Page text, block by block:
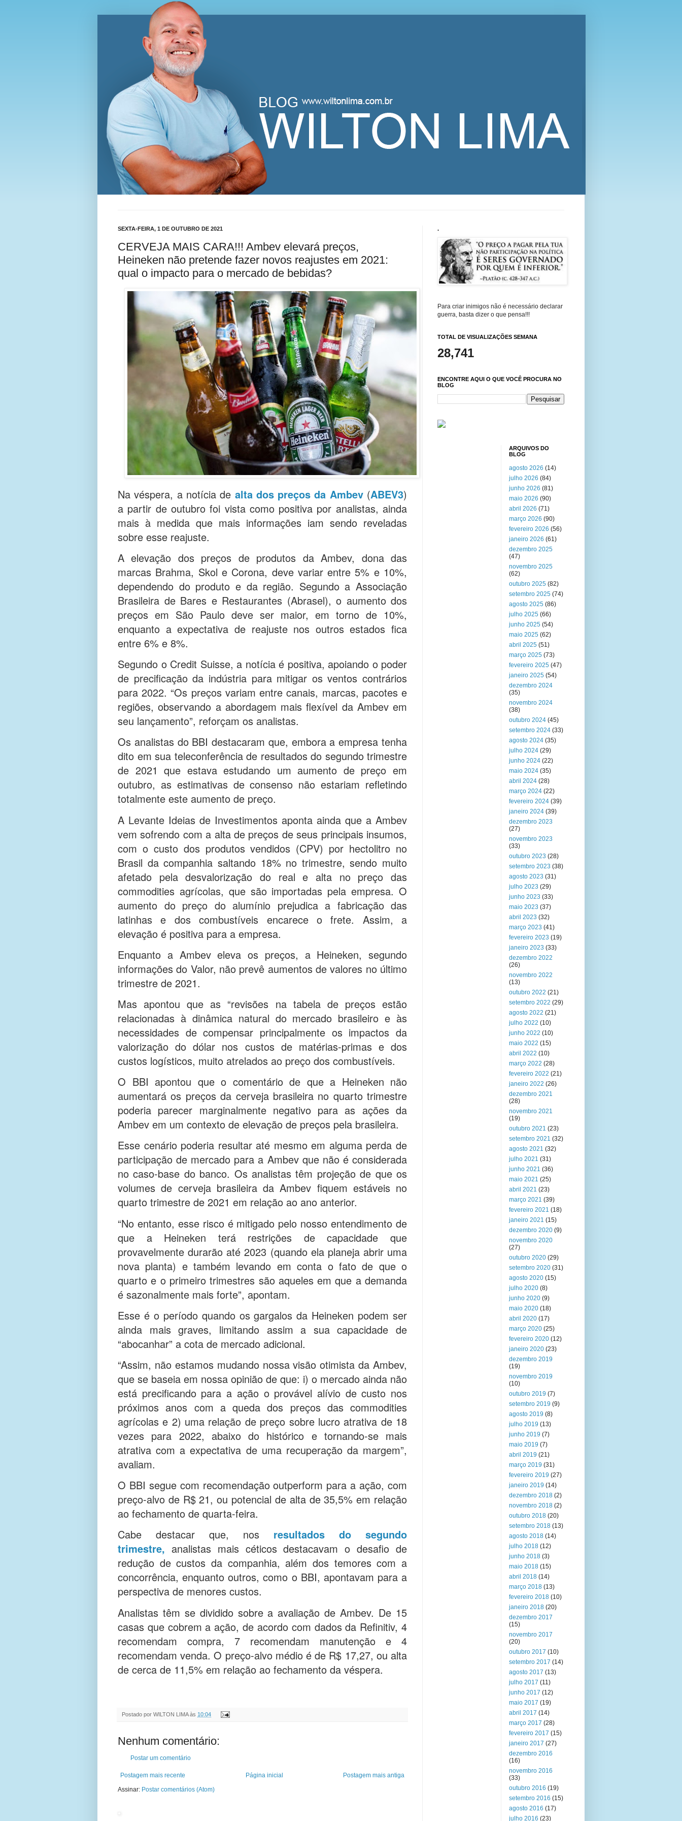
Blog Wilton Lima
SEXTA-FEIRA, 1 DE OUTUBRO DE 2021
CERVEJA MAIS CARA!!! Ambev elevará preços,
Heineken não pretende fazer novos reajustes em 2021:
qual o impacto para o mercado de bebidas?
Na véspera, a notícia de alta dos preços da Ambev(ABEV3)
a partir de outubro foi vista como positiva por analistas, ainda
mais à medida que mais informações iam sendo reveladas
sobre esse reajuste.
A elevação dos preços de produtos da Ambev, dona das
marcas Brahma, Skol e Corona, deve variar entre 5% e 10%,
dependendo do produto e da região. Segundo a Associação
Brasileira de Bares e Restaurantes (Abrasel), o aumento dos
preços em São Paulo deve ser maior, em torno de 10%,
enquanto a expectativa de reajuste nos outros estados fica
entre 6% e 8%.
Segundo o Credit Suisse, a notícia é positiva, apoiando o poder
de precificação da indústria para mitigar os ventos contrários
para 2022. “Os preços variam entre canais, marcas, pacotes e
regiões, observando a abordagem mais flexível da Ambev em
seu lançamento”, reforçam os analistas.
Os analistas do BBI destacaram que, embora a empresa tenha
dito em sua teleconferência de resultados do segundo trimestre
de 2021 que estava estudando um aumento de preço em
outubro, as estimativas de consenso não estariam refletindo
totalmente este aumento de preço.
A Levante Ideias de Investimentos aponta ainda que a Ambev
vem sofrendo com a alta de preços de seus principais insumos,
com o custo dos produtos vendidos (CPV) por hectolitro no
Brasil da companhia saltando 18% no trimestre, sendo muito
afetado pela desvalorização do real e alta no preço das
commodities agrícolas, que são importadas pela empresa. O
aumento do preço do alumínio prejudica a fabricação das
latinhas e dos combustíveis encarece o frete. Assim, a
elevação é positiva para a empresa.
Enquanto a Ambev eleva os preços, a Heineken, segundo
informações do Valor, não prevê aumentos de valores no último
trimestre de 2021.
Mas apontou que as “revisões na tabela de preços estão
relacionadas à dinâmica natural do mercado brasileiro e às
necessidades de compensar principalmente os impactos da
valorização do dólar nos custos de matérias-primas e dos
custos logísticos, muito atrelados ao preço dos combustíveis.
O BBI apontou que o comentário de que a Heineken não
aumentará os preços da cerveja brasileira no quarto trimestre
poderia parecer marginalmente negativo para as ações da
Ambev em um contexto de elevação de preços pela brasileira.
Esse cenário poderia resultar até mesmo em alguma perda de
participação de mercado para a Ambev que não é considerada
no caso-base do banco. Os analistas têm projeção de que os
volumes de cerveja brasileira da Ambev fiquem estáveis no
quarto trimestre de 2021 em relação ao ano anterior.
“No entanto, esse risco é mitigado pelo nosso entendimento de
que a Heineken terá restrições de capacidade que
provavelmente durarão até 2023 (quando ela planeja abrir uma
nova planta) e também levando em conta o fato de que o
quarto e o primeiro trimestres são aqueles em que a demanda
é sazonalmente mais forte”, apontam.
Esse é o período quando os gargalos da Heineken podem ser
ainda mais graves, limitando assim a sua capacidade de
“abocanhar” a cota de mercado adicional.
“Assim, não estamos mudando nossa visão otimista da Ambev,
que se baseia em nossa opinião de que: i) o mercado ainda não
está precificando para a ação o provável alívio de custo nos
próximos anos com a queda dos preços das commodities
agrícolas e 2) uma relação de preço sobre lucro atrativa de 18
vezes para 2022, abaixo do histórico e tornando-se mais
atrativa com a expectativa de uma recuperação da margem”,
avaliam.
O BBI segue com recomendação outperform para a ação, com
preço-alvo de R$ 21, ou potencial de alta de 35,5% em relação
ao fechamento de quarta-feira.
Cabe destacar que, nos resultados do segundo
trimestre, analistas mais céticos destacavam o desafio de
redução de custos da companhia, além dos temores com a
concorrência, enquanto outros, como o BBI, apontavam para a
perspectiva de menores custos.
Analistas têm se dividido sobre a avaliação de Ambev. De 15
casas que cobrem a ação, de acordo com dados da Refinitiv, 4
recomendam compra, 7 recomendam manutenção e 4
recomendam venda. O preço-alvo médio é de R$ 17,27, ou alta
de cerca de 11,5% em relação ao fechamento da véspera.
Postado por WILTON LIMA às 10:04
Nenhum comentário:
Postar um comentário
Postagem mais recente Postagem mais antiga
Página inicial
Assinar: Postar comentários (Atom)
.
Para criar inimigos não é necessário declarar
guerra, basta dizer o que pensa!!!
TOTAL DE VISUALIZAÇÕES SEMANA
28,741
ENCONTRE AQUI O QUE VOCÊ PROCURA NO
BLOG
ARQUIVOS DO
BLOG
agosto 2026 (14)
julho 2026 (84)
junho 2026 (81)
maio 2026 (90)
abril 2026 (71)
março 2026 (90)
fevereiro 2026 (56)
janeiro 2026 (61)
dezembro 2025
(47)
novembro 2025
(62)
outubro 2025 (82)
setembro 2025 (74)
agosto 2025 (86)
julho 2025 (66)
junho 2025 (54)
maio 2025 (62)
abril 2025 (51)
março 2025 (73)
fevereiro 2025 (47)
janeiro 2025 (54)
dezembro 2024
(35)
novembro 2024
(38)
outubro 2024 (45)
setembro 2024 (33)
agosto 2024 (35)
julho 2024 (29)
junho 2024 (22)
maio 2024 (35)
abril 2024 (28)
março 2024 (22)
fevereiro 2024 (39)
janeiro 2024 (39)
dezembro 2023
(27)
novembro 2023
(33)
outubro 2023 (28)
setembro 2023 (38)
agosto 2023 (31)
julho 2023 (29)
junho 2023 (33)
maio 2023 (37)
abril 2023 (32)
março 2023 (41)
fevereiro 2023 (19)
janeiro 2023 (33)
dezembro 2022
(26)
novembro 2022
(13)
outubro 2022 (21)
setembro 2022 (29)
agosto 2022 (21)
julho 2022 (10)
junho 2022 (10)
maio 2022 (15)
abril 2022 (10)
março 2022 (28)
fevereiro 2022 (21)
janeiro 2022 (26)
dezembro 2021
(28)
novembro 2021
(19)
outubro 2021 (23)
setembro 2021 (32)
agosto 2021 (32)
julho 2021 (31)
junho 2021 (36)
maio 2021 (25)
abril 2021 (23)
março 2021 (39)
fevereiro 2021 (18)
janeiro 2021 (15)
dezembro 2020 (9)
novembro 2020
(27)
outubro 2020 (29)
setembro 2020 (31)
agosto 2020 (15)
julho 2020 (8)
junho 2020 (9)
maio 2020 (18)
abril 2020 (17)
março 2020 (25)
fevereiro 2020 (12)
janeiro 2020 (23)
dezembro 2019
(19)
novembro 2019
(10)
outubro 2019 (7)
setembro 2019 (9)
agosto 2019 (8)
julho 2019 (13)
junho 2019 (7)
maio 2019 (7)
abril 2019 (21)
março 2019 (31)
fevereiro 2019 (27)
janeiro 2019 (14)
dezembro 2018 (2)
novembro 2018 (2)
outubro 2018 (20)
setembro 2018 (13)
agosto 2018 (14)
julho 2018 (12)
junho 2018 (3)
maio 2018 (15)
abril 2018 (14)
março 2018 (13)
fevereiro 2018 (10)
janeiro 2018 (20)
dezembro 2017
(15)
novembro 2017
(20)
outubro 2017 (10)
setembro 2017 (14)
agosto 2017 (13)
julho 2017 (11)
junho 2017 (12)
maio 2017 (19)
abril 2017 (14)
março 2017 (28)
fevereiro 2017 (15)
janeiro 2017 (27)
dezembro 2016
(16)
novembro 2016
(33)
outubro 2016 (19)
setembro 2016 (15)
agosto 2016 (17)
julho 2016 (23)